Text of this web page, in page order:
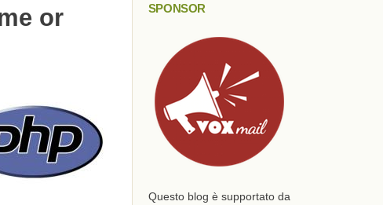
or
SPONSOR
Questo blog è supportato da